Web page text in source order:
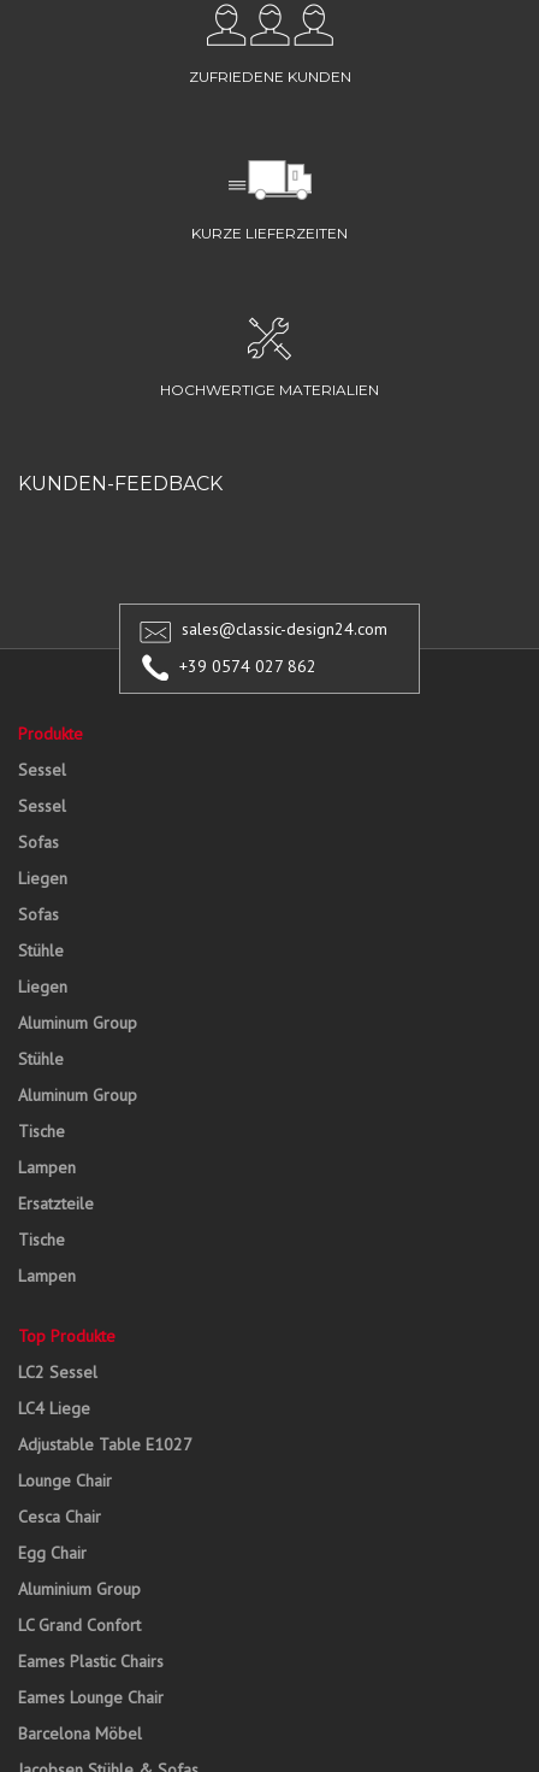
ZUFRIEDENE KUNDEN
KURZE LIEFERZEITEN
HOCHWERTIGE MATERIALIEN
KUNDEN-FEEDBACK
sales@classic-design24.com
+39 0574 027 862
Produkte
Sessel
Sessel
Sofas
Liegen
Sofas
Stühle
Liegen
Aluminum Group
Stühle
Aluminum Group
Tische
Lampen
Ersatzteile
Tische
Lampen
Top Produkte
LC2 Sessel
LC4 Liege
Adjustable Table E1027
Lounge Chair
Cesca Chair
Egg Chair
Aluminium Group
LC Grand Confort
Eames Plastic Chairs
Eames Lounge Chair
Barcelona Möbel